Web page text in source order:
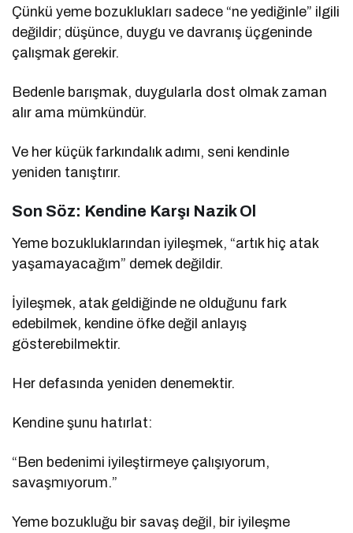
Çünkü yeme bozuklukları sadece “ne yediğinle” ilgili
değildir; düşünce, duygu ve davranış üçgeninde
çalışmak gerekir.
Bedenle barışmak, duygularla dost olmak zaman
alır ama mümkündür.
Ve her küçük farkındalık adımı, seni kendinle
yeniden tanıştırır.
Son Söz: Kendine Karşı Nazik Ol
Yeme bozukluklarından iyileşmek, “artık hiç atak
yaşamayacağım” demek değildir.
İyileşmek, atak geldiğinde ne olduğunu fark
edebilmek, kendine öfke değil anlayış
gösterebilmektir.
Her defasında yeniden denemektir.
Kendine şunu hatırlat:
“Ben bedenimi iyileştirmeye çalışıyorum,
savaşmıyorum.”
Yeme bozukluğu bir savaş değil, bir iyileşme